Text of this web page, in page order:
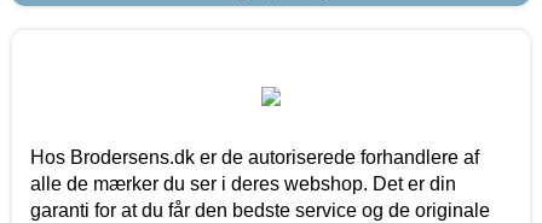
Hos Brodersens.dk er de autoriserede forhandlere af
alle de mærker du ser i deres webshop. Det er din
garanti for at du får den bedste service og de originale